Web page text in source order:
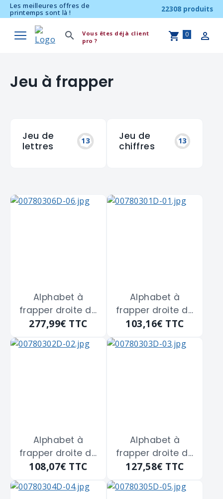
Les meilleures offres de
printemps sont là ! 22308 produits
Vous êtes déjà client
pro ?
0
Jeu à frapper
Jeu de
lettres
13
Jeu de
chiffres
13
Alphabet à
frapper droite de
10 m/m
277,99€ TTC
Alphabet à
frapper droite de
3 m/m
103,16€ TTC
Alphabet à
frapper droite de
4 m/m
108,07€ TTC
Alphabet à
frapper droite de
5 m/m
127,58€ TTC